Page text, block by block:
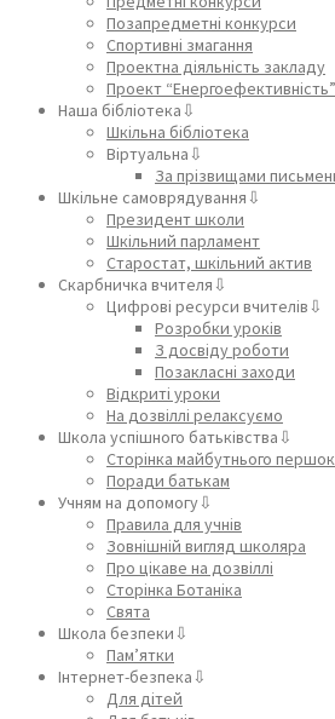
Позапредметні конкурси
Спортивні змагання
Проектна діяльність закладу
Проект “Енергоефективність”
Наша бібліотека⇩
Шкільна бібліотека
Віртуальна⇩
За прізвищами
Шкільне самоврядування⇩
Президент школи
Шкільний парламент
Старостат, шкільний актив
Скарбничка вчителя⇩
Цифрові ресурси вчителів⇩
Розробки уроків
З досвіду роботи
Позакласні заходи
Відкриті уроки
На дозвіллі релаксуємо
Школа успішного батьківства⇩
Сторінка майбутнього
Поради батькам
Учням на допомогу⇩
Правила для учнів
Зовнішній вигляд школяра
Про цікаве на дозвіллі
Сторінка Ботаніка
Свята
Школа безпеки⇩
Пам’ятки
Інтернет-безпека⇩
Для дітей